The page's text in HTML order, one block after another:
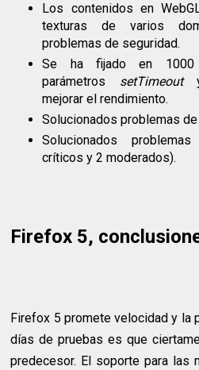
Los contenidos en
texturas de varios
problemas de seguridad.
Se ha fijado en 1000
parámetros setTimeout
mejorar el rendimiento.
Solucionados problemas
Solucionados
críticos y 2 moderados).
Firefox 5,
Firefox 5 promete velocidad y la
días de pruebas es que
predecesor. El soporte para las